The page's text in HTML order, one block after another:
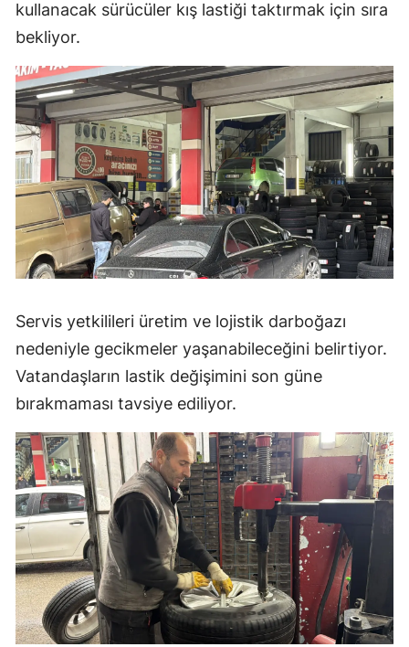
kullanacak sürücüler kış lastiği taktırmak için sıra
bekliyor.
Servis yetkilileri üretim ve lojistik darboğazı
nedeniyle gecikmeler yaşanabileceğini belirtiyor.
Vatandaşların lastik değişimini son güne
bırakmaması tavsiye ediliyor.